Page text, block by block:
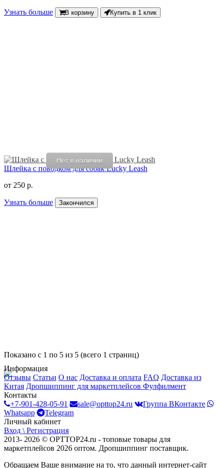
Узнать больше В корзину Купить в 1 клик
Нет в наличии
Шлейка с поводком для собак Lucky Leash
от 250 р.
Узнать больше Закончился
Показано с 1 по 5 из 5 (всего 1 страниц)
Информация
Отзывы Статьи О нас Доставка и оплата FAQ Доставка из
Китая Дропшиппинг для маркетплейсов Фулфилмент
Контакты
+7-901-428-05-91
sale@opttop24.ru
Группа ВКонтакте
Whatsapp
Telegram
Личный кабинет
Вход \ Регистрация
2013- 2026 © OPTTOP24.ru - топовые товары для
маркетплейсов 2026 оптом. Дропшиппинг поставщик.
Обращаем Ваше внимание на то, что данный интернет-сайт